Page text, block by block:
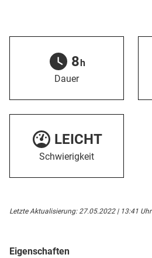
8h
Dauer
LEICHT
Schwierigkeit
Letzte Aktualisierung: 27.05.2022 | 13:41 Uhr
Eigenschaften